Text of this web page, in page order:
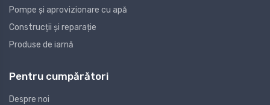
Pompe și aprovizionare cu apă
Construcții și reparație
Produse de iarnă
Pentru cumpărători
Despre noi